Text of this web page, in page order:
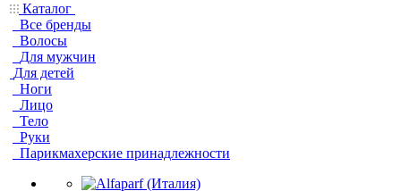
Каталог
Все бренды
Волосы
Для мужчин
Для детей
Ноги
Лицо
Тело
Руки
Парикмахерские принадлежности